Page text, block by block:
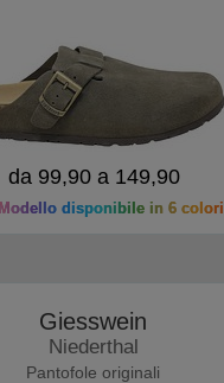
da 99,90 a 149,90
Modello disponibile in 6 colori
Giesswein
Niederthal
Pantofole originali